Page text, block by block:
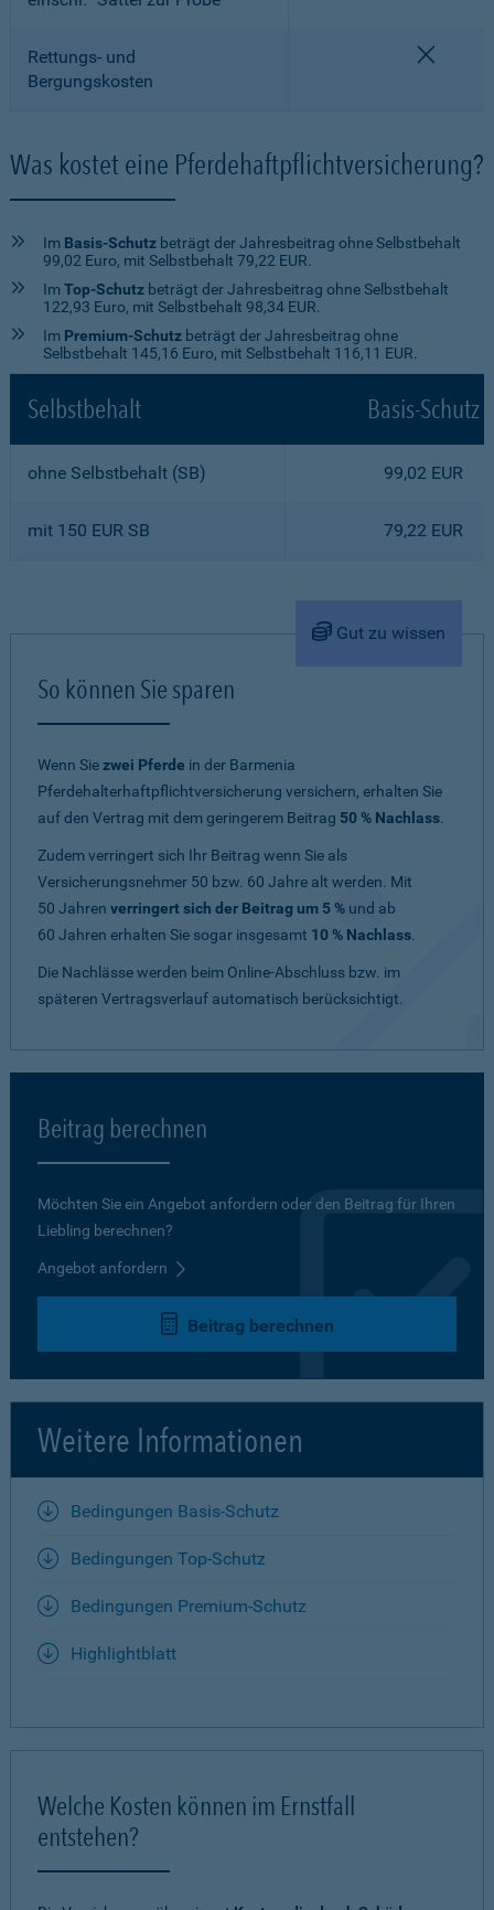
Rettungs- und
Bergungskosten
Was kostet eine Pferdehaftpflichtversicherung?
Im Basis-Schutz beträgt der Jahresbeitrag ohne Selbstbehalt
99,02 Euro, mit Selbstbehalt 79,22 EUR.
ImTop-Schutz beträgt der Jahresbeitrag ohne Selbstbehalt
122,93 Euro, mit Selbstbehalt 98,34 EUR.
Im Premium-Schutz beträgt der Jahresbeitrag ohne
Selbstbehalt 145,16 Euro, mit Selbstbehalt 116,11 EUR.
Selbstbehalt Basis-Schutz
ohne Selbstbehalt (SB) 99,02 EUR
mit 150 EUR SB 79,22 EUR
Gut zu wissen
So können Sie sparen
Wenn Siezwei Pferde in der Barmenia
Pferdehalterhaftpflichtversicherung versichern, erhalten Sie
auf den Vertrag mit dem geringerem Beitrag 50 % Nachlass.
Zudem verringert sich Ihr Beitrag wenn Sie als
Versicherungsnehmer 50 bzw. 60 Jahre alt werden. Mit
50 Jahren verringert sich der Beitrag um 5 % und ab
60 Jahren erhalten Sie sogar insgesamt 10 % Nachlass.
Die Nachlässe werden beim Online-Abschluss bzw. im
späteren Vertragsverlauf automatisch berücksichtigt.
Beitrag berechnen
Möchten Sie ein Angebot anfordern oder den Beitrag für Ihren
Liebling berechnen?
Angebot anfordern
Beitrag berechnen
Weitere Informationen
Bedingungen Basis-Schutz
Bedingungen Top-Schutz
Bedingungen Premium-Schutz
Highlightblatt
Welche Kosten können im Ernstfall
entstehen?